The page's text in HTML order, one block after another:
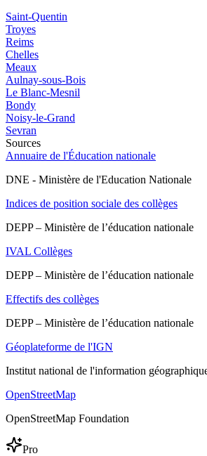
Saint-Quentin
Troyes
Reims
Chelles
Meaux
Aulnay-sous-Bois
Le Blanc-Mesnil
Bondy
Noisy-le-Grand
Sevran
Sources
Annuaire de l'Éducation nationale
DNE - Ministère de l'Education Nationale
Indices de position sociale des collèges
DEPP – Ministère de l’éducation nationale
IVAL Collèges
DEPP – Ministère de l’éducation nationale
Effectifs des collèges
DEPP – Ministère de l’éducation nationale
Géoplateforme de l'IGN
Institut national de l'information
OpenStreetMap
OpenStreetMap Foundation
Pro